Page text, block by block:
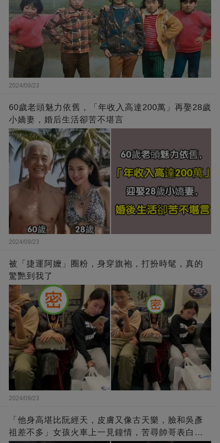
2024/09/23
60歲老頭魅力依舊，「年收入高達200萬」再娶28歲
小嬌妻，婚后生活卻苦不堪言
2024/09/23
被「捷運阿嬤」圈粉，身穿旗袍，打扮時髦，真的
驚艷到我了
2024/09/23
「他身高堪比阮經天，皮膚又像古天樂，臉和吳彥
祖差不多」女孩火車上一見鐘情，苦尋帥哥表白，